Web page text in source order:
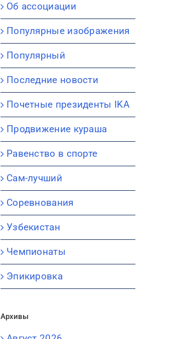
Об ассоциации
Популярные изображения
Популярный
Последние новости
Почетные президенты IKA
Продвижение кураша
Равенство в спорте
Сам-лучший
Соревнования
Узбекистан
Чемпионаты
Эпикировка
Архивы